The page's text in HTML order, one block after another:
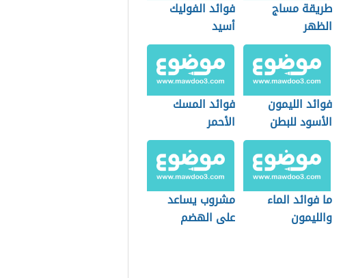
طريقة مساج
الظهر
فوائد الفوليك
أسيد
فوائد الليمون
الأسود للبطن
فوائد المسك
الأحمر
ما فوائد الماء
والليمون
مشروب يساعد
على الهضم